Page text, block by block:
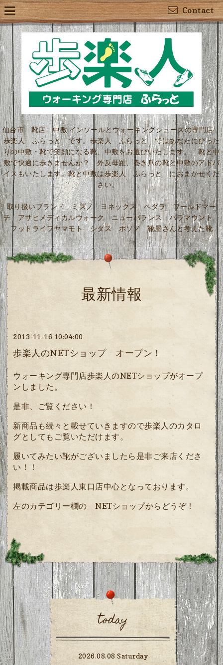
Contact
仙台市 靴店 中敷 インソールとウォーキングシューズの専門店
歩楽人 ふらっと です。歩楽人 ふらっと ではあなたにぴった
りの中敷・靴で笑顔になる靴、中敷をお選びいたします。 靴と中
敷で快適に歩きませんか？ 外反母趾、巻き爪の靴と中敷のアドバ
イスもいたします。靴と中敷は歩楽人 ふらっと におまかせくだ
さい。
取り扱いブランド ミズノ ヨネックス ペダラ ワールドマー
チ アサヒメディカルウォーク ニューバランス パラマウント
フットライフヤマモト シダス ホソノ 靴屋さんと考えた靴
最新情報
2013-11-16 10:04:00
歩楽人のNETショップ オープン！
ウォーキング専門店歩楽人のNETショップがオープ
ンしました。
是非、ご覧ください！
新商品も続々と載せていきますので歩楽人のカタロ
グとしてもご覧いただけます。
履いてみたい靴がございましたら是非ご来店くださ
い！！
掲載商品は歩楽人東口店中心となっております。
左のカテゴリー欄の NETショップからどうぞ！
today
2026.08.08 Saturday